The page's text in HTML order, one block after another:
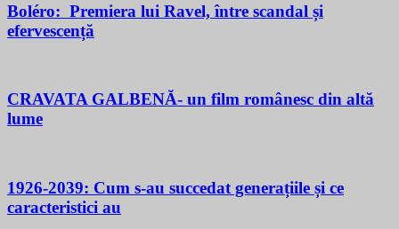
Boléro: Premiera lui Ravel, între scandal și
efervescență
CRAVATA GALBENĂ- un film românesc din altă
lume
1926-2039: Cum s-au succedat generațiile și ce
caracteristici au